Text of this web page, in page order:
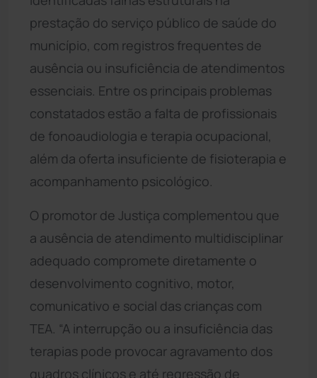
prestação do serviço público de saúde do
município, com registros frequentes de
ausência ou insuficiência de atendimentos
essenciais. Entre os principais problemas
constatados estão a falta de profissionais
de fonoaudiologia e terapia ocupacional,
além da oferta insuficiente de fisioterapia e
acompanhamento psicológico.
O promotor de Justiça complementou que
a ausência de atendimento multidisciplinar
adequado compromete diretamente o
desenvolvimento cognitivo, motor,
comunicativo e social das crianças com
TEA. “A interrupção ou a insuficiência das
terapias pode provocar agravamento dos
quadros clínicos e até regressão de